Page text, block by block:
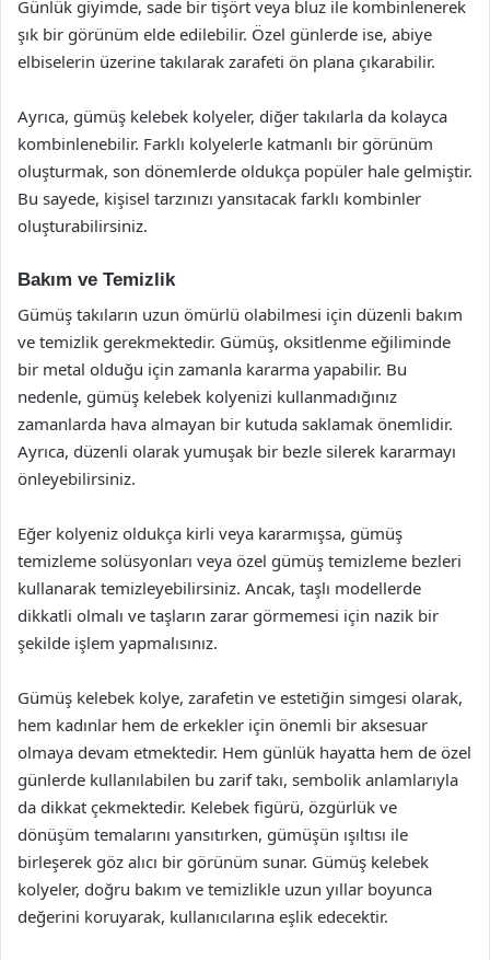
Günlük giyimde, sade bir tişört veya bluz ile kombinlenerek
şık bir görünüm elde edilebilir. Özel günlerde ise, abiye
elbiselerin üzerine takılarak zarafeti ön plana çıkarabilir.
Ayrıca, gümüş kelebek kolyeler, diğer takılarla da kolayca
kombinlenebilir. Farklı kolyelerle katmanlı bir görünüm
oluşturmak, son dönemlerde oldukça popüler hale gelmiştir.
Bu sayede, kişisel tarzınızı yansıtacak farklı kombinler
oluşturabilirsiniz.
Bakım ve Temizlik
Gümüş takıların uzun ömürlü olabilmesi için düzenli bakım
ve temizlik gerekmektedir. Gümüş, oksitlenme eğiliminde
bir metal olduğu için zamanla kararma yapabilir. Bu
nedenle, gümüş kelebek kolyenizi kullanmadığınız
zamanlarda hava almayan bir kutuda saklamak önemlidir.
Ayrıca, düzenli olarak yumuşak bir bezle silerek kararmayı
önleyebilirsiniz.
Eğer kolyeniz oldukça kirli veya kararmışsa, gümüş
temizleme solüsyonları veya özel gümüş temizleme bezleri
kullanarak temizleyebilirsiniz. Ancak, taşlı modellerde
dikkatli olmalı ve taşların zarar görmemesi için nazik bir
şekilde işlem yapmalısınız.
Gümüş kelebek kolye, zarafetin ve estetiğin simgesi olarak,
hem kadınlar hem de erkekler için önemli bir aksesuar
olmaya devam etmektedir. Hem günlük hayatta hem de özel
günlerde kullanılabilen bu zarif takı, sembolik anlamlarıyla
da dikkat çekmektedir. Kelebek figürü, özgürlük ve
dönüşüm temalarını yansıtırken, gümüşün ışıltısı ile
birleşerek göz alıcı bir görünüm sunar. Gümüş kelebek
kolyeler, doğru bakım ve temizlikle uzun yıllar boyunca
değerini koruyarak, kullanıcılarına eşlik edecektir.